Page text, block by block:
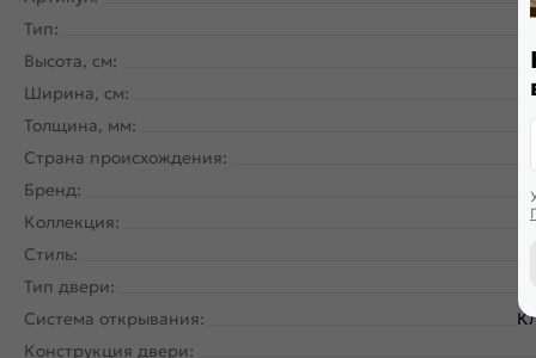
Тип:
Высота, см:
Ширина, см:
Толщина, мм:
Страна происхождения:
Бренд:
Коллекция:
Стиль:
Тип двери:
Система открывания:
Конструкция двери: